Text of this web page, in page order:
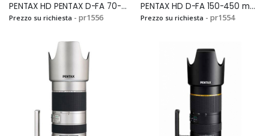
PENTAX HD PENTAX D-FA 70-210 mm f.4 SDM WRSi
Prezzo su richiesta - pr1556
PENTAX HD D-FA 150-450 mm F.4,5 ED DC AWSi
Prezzo su richiesta - pr1554